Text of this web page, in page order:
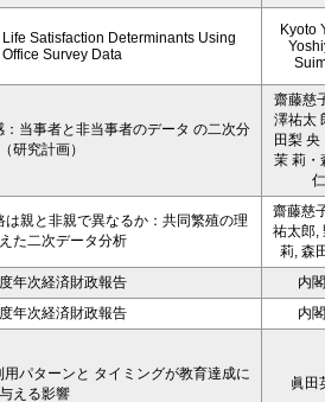
Satisfaction Determinants Using
Survey Data
Kyoto
当事者と非当事者のデータ の二次分
研究計画）
齋藤慈
澤祐太
田梨 央
茉 莉・
仁
親と非親で異なるか：共同繁殖の理
た二次データ分析
齋藤慈
祐太郎,
莉, 森
年次経済財政報告
内
年次経済財政報告
内
パターンと タイミングが教育達成に
与える影響
眞田